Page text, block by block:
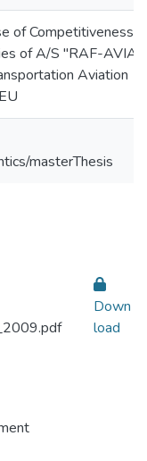
of Competitiveness
of A/S "RAF-AVIA"
Aviation
masterThesis
Down
load